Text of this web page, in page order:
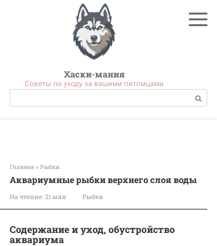
Хаски-мания
Советы по уходу за вашими питомцами
Поиск:
Главная » Рыбки
Аквариумные рыбки верхнего слоя воды
На чтение: 21 мин Рыбки
Содержание и уход, обустройство
аквариума